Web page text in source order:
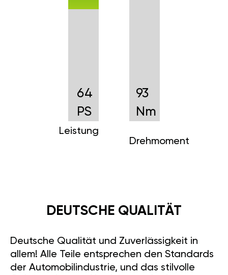
64
PS
Leistung
93
Nm
Drehmoment
DEUTSCHE QUALITÄT
Deutsche Qualität und Zuverlässigkeit in
allem! Alle Teile entsprechen den Standards
der Automobilindustrie, und das stilvolle